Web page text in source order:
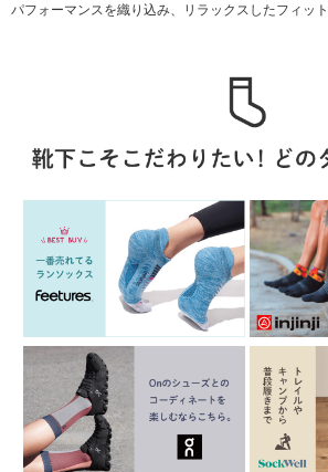
パフォーマンスを織り込み、リラックスしたフィッ